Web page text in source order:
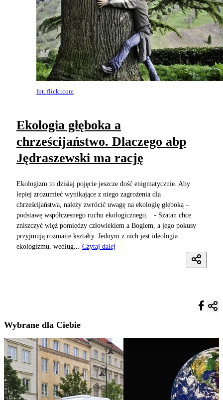
fot. flickr.com
Ekologia głęboka a
chrześcijaństwo. Dlaczego abp
Jędraszewski ma rację
Ekologizm to dzisiaj pojęcie jeszcze dość enigmatycznie. Aby
lepiej zrozumieć wynikające z niego zagrożenia dla
chrześcijaństwa, należy zwrócić uwagę na ekologię głęboką ­–
podstawę współczesnego ruchu ekologicznego. - Szatan chce
zniszczyć więź pomiędzy człowiekiem a Bogiem, a jego pokusy
przyjmują rozmaite kształty. Jednym z nich jest ideologia
ekologizmu, według... Czytaj dalej
Wybrane dla Ciebie